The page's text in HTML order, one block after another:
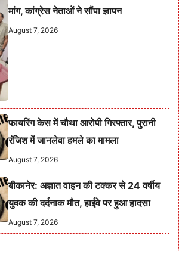
मांग, कांग्रेस नेताओं ने सौंपा ज्ञापन
August 7, 2026
फायरिंग केस में चौथा आरोपी गिरफ्तार, पुरानी
रंजिश में जानलेवा हमले का मामला
August 7, 2026
बीकानेर: अज्ञात वाहन की टक्कर से 24 वर्षीय
युवक की दर्दनाक मौत, हाईवे पर हुआ हादसा
August 7, 2026